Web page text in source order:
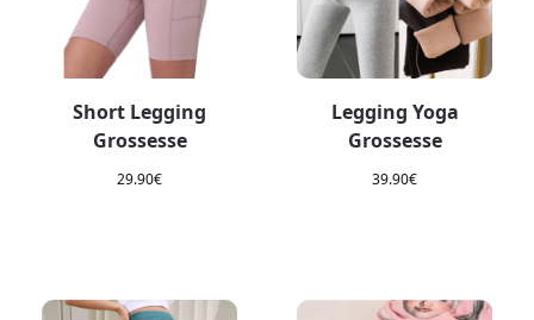
Short Legging
Grossesse
29.90€
Legging Yoga
Grossesse
39.90€